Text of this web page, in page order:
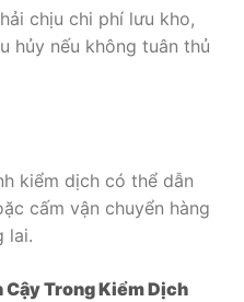
chịu chi phí lưu kho,
hủy nếu không tuân thủ
kiểm dịch có thể dẫn
cấm vận chuyển hàng
lai.
Trong Kiểm Dịch